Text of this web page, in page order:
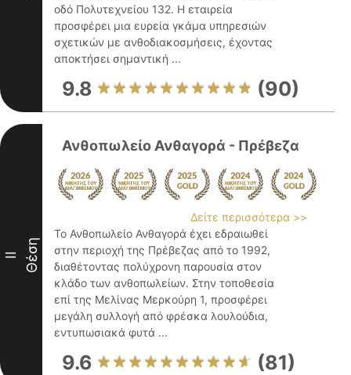
οδό Πολυτεχνείου 132. Η εταιρεία
προσφέρει μια ευρεία γκάμα υπηρεσιών
σχετικών με ανθοδιακοσμήσεις, έχοντας
αποκτήσει σημαντική ...
9.8 (90)
II Θέση
Ανθοπωλείο Ανθαγορά - Πρέβεζα
Δείτε περισσότερα >>
Το Ανθοπωλείο Ανθαγορά έχει εδραιωθεί
στην περιοχή της Πρέβεζας από το 1992,
διαθέτοντας πολύχρονη παρουσία στον
κλάδο των ανθοπωλείων. Στην τοποθεσία
επί της Μελίνας Μερκούρη 1, προσφέρει
μεγάλη συλλογή από φρέσκα λουλούδια,
εντυπωσιακά φυτά ...
9.6 (81)